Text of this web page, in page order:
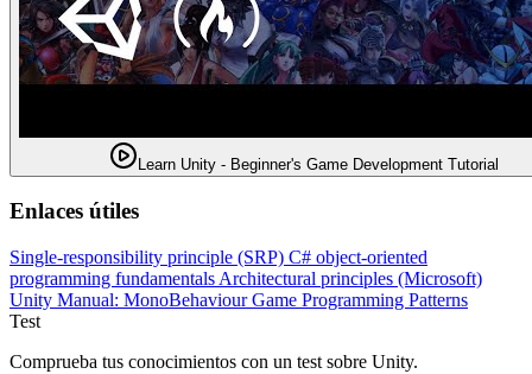
Learn Unity - Beginner's Game Development Tutorial
Enlaces útiles
Single-responsibility principle (SRP) C# object-oriented
programming fundamentals Architectural principles (Microsoft)
Unity Manual: MonoBehaviourGame Programming Patterns
Test
Comprueba tus conocimientos con un test sobre Unity.